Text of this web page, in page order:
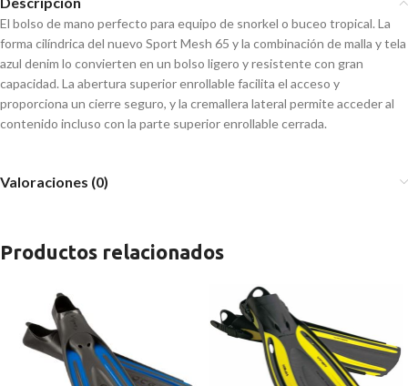
El bolso de mano perfecto para equipo de snorkel o buceo tropical. La
forma cilíndrica del nuevo Sport Mesh 65 y la combinación de malla y tela
azul denim lo convierten en un bolso ligero y resistente con gran
capacidad. La abertura superior enrollable facilita el acceso y
proporciona un cierre seguro, y la cremallera lateral permite acceder al
contenido incluso con la parte superior enrollable cerrada.
Valoraciones (0)
Productos relacionados